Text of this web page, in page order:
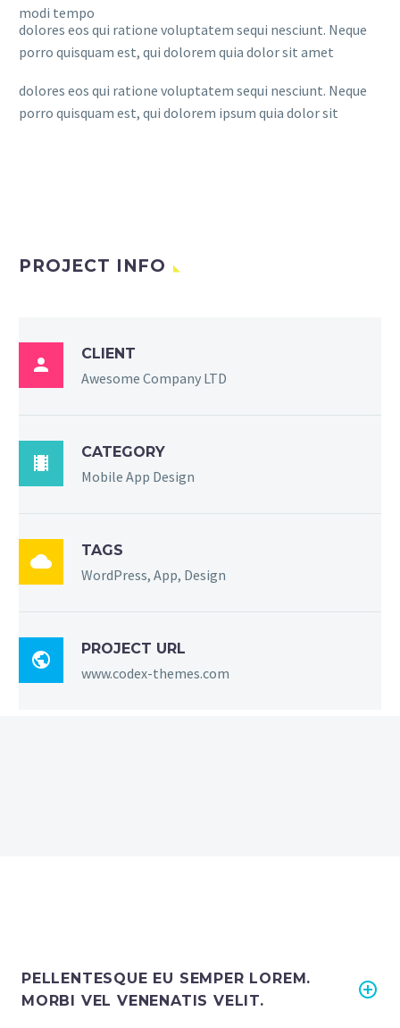
modi tempo
dolores eos qui ratione voluptatem sequi nesciunt. Neque
porro quisquam est, qui dolorem quia dolor sit amet
dolores eos qui ratione voluptatem sequi nesciunt. Neque
porro quisquam est, qui dolorem ipsum quia dolor sit
PROJECT INFO

CLIENT
Awesome Company LTD

CATEGORY
Mobile App Design

TAGS
WordPress, App, Design

PROJECT URL
www.codex-themes.com
PELLENTESQUE EU SEMPER LOREM.
MORBI VEL VENENATIS VELIT.